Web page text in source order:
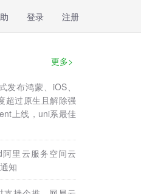
注册
登录
更多>
发布鸿蒙、iOS、
超过原生且解除强
上线，uni系最佳
阿里云服务空间云
知